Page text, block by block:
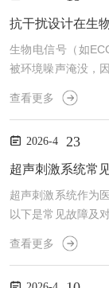
电、体温、血压、
麻...
抗干扰设计在生
生物电信号（如
被环境噪声淹没，
源可归为三类：
入，是最顽固的噪
属于系统固有噪声
壳包裹模拟前端，
查看更多
2026-4 23
超声刺激系统常
超声刺激系统作为
以下是常见故障及
电源连接是否稳固
排除：确保所有电
查看更多